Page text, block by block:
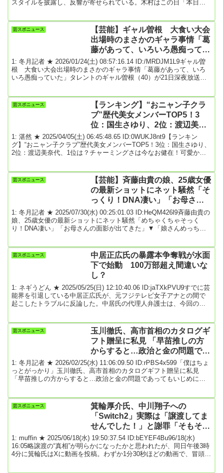
スタイルを披露し、反響が寄せられている。木村はこの日「本日は
髪を流したスタイルを多く見せていたが、髪の毛を短く切り揃え、
前髪を作ったヘアスタイルを披露している。この投稿にファンか
芸スポニュース
【芸能】ギャル曽根 大食い大会
出場時のまさかのギャラ事情「葛
藤があって、いろいろ愚痴ってい
た」
1: 冬月記者 ★ 2026/01/24(土) 08:57:16.14 ID:/MRDJM1L9ギャル曽
根 大食い大会出場時のまさかのギャラ事情「葛藤があって、いろ
いろ愚痴っていた」タレントのギャル曽根（40）が21日深夜放送の
かした。ギャル曽根は「大食い大会自体はギャラが出ないんです
よ。1週間拘束されるんですけど、ギャラがゼロなんです。優勝賞金
だけ」と明かした。当時か...
芸スポニュース
【ランキング】“おニャン子クラ
ブ”歴代美女メンバーTOP5！3
位：国生さゆり、2位：渡辺美奈
代、1位は？チャーミングさは今
なお健在！
1: 湛然 ★ 2025/04/05(土) 06:45:48.65 ID:0WUKJ8nt9【ランキン
グ】“おニャン子クラブ”歴代美女メンバーTOP5！3位：国生さゆり、
2位：渡辺美奈代、1位は？チャーミングさは今なお健在！可愛かっ
ラブ」。会員番号制度や、独特の歌詞などが支持され「おニャン子
現象」と呼ばれる社会現象を巻き起こすほどで、日本の歴代アイド
芸スポニュース
【芸能】斉藤由貴の娘、25歳女優
の最新ショットにネット騒然「そ
っくり！DNA凄い」「お母さん
の面影が出てきた」
1: 冬月記者 ★ 2025/07/30(水) 00:25:01.03 ID:HeQM426l9斉藤由貴の
娘、25歳女優の最新ショットにネット騒然「めちゃくちゃそっく
り！DNA凄い」「お母さんの面影が出てきた」▼「娘さんめっちゃ
ミラクル9のセットで撮って頂きました は～たのしかった～」と、9
日に出演したテレビ朝日「くりぃむクイズ ミラクル9」のセットで撮
芸スポニュース
中居正広氏の暴露本争奪戦が水面
下で始動 100万部超え間違いな
し？
1: ネギうどん ★ 2025/05/25(日) 12:10:40.06 ID:jaTXkPVU9すでに芸
能界を引退している中居正広氏が、元フジテレビ女子アナとの間で
起こしたトラブルに反論した。中居氏の代理人弁護士は、今回のト
は、第三者委員会による中居氏の「性暴力」認定を問題視し、人権
救済を行うため5月26日までに証拠の開示を請求した。この請求に第
三者委員会は5月22日に事実認...
芸スポニュース
玉川徹氏、高市首相のカタログギ
フト贈呈に私見 「早苗推しの方
からすると…政治と金の問題であ
ってもいじめになるのか」
1: 冬月記者 ★ 2026/02/25(水) 11:06:09.50 ID:rPBS4x599「僕はちょ
っとがっかり」玉川徹氏、高市首相のカタログギフト贈呈に私見
「早苗推しの方からすると…政治と金の問題であってもいじめにな
トを配布したことを報じた。高市首相は先の衆院選で当選した３０
０人以上の自民党議員に対し、当選祝いなどの名国で数万円相当の
カタログギフトを贈った。高市首相は２...
芸スポニュース
箕輪厚介氏、中川翔子への
「Switch2」実際は「譲渡してま
せんでした！」と謝罪「そもそも
応募も当選もしていません」★3
1: muffin ★ 2025/06/18(水) 19:50:37.54 ID:bEYEF4Bu96/18(水)
16:05略譲渡の“真相”が明らかになったかと思われたが、同日午後3時
4分に箕輪氏はXに動画を投稿。わずか1分30秒ほどの動画で、冒頭こ